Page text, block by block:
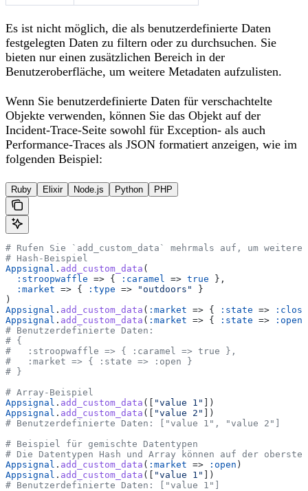
Es ist nicht möglich, die als benutzerdefinierte Daten
festgelegten Daten zu filtern oder zu durchsuchen. Sie
bieten nur einen zusätzlichen Bereich in der
Benutzeroberfläche, um weitere Metadaten aufzulisten.
Wenn Sie benutzerdefinierte Daten für verschachtelte
Objekte verwenden, können Sie das Objekt auf der
Incident-Trace-Seite sowohl für Exception- als auch
Performance-Traces als JSON formatiert anzeigen, wie im
folgenden Beispiel:
Ruby Elixir Node.js Python PHP
# Rufen Sie `add_custom_data` mehrmals auf, um
# Hash-Beispiel
Appsignal . add_custom_data (
  :stroopwaffle
=> { :caramel => true },
  :market
=> { :type => "outdoors"
}
)
Appsignal . add_custom_data ( :market => { :state =>
Appsignal . add_custom_data ( :market => { :state => :open
# Benutzerdefinierte Daten:
# {
#   :stroopwaffle => { :caramel => true },
#   :market => { :state => :open }
# }
# Array-Beispiel
Appsignal . add_custom_data ([ "value 1"
])
Appsignal . add_custom_data ([ "value 2"
])
# Benutzerdefinierte Daten: ["value 1", "value 2"]
# Beispiel für gemischte Datentypen
# Die Datentypen Hash und Array können auf der
Appsignal . add_custom_data ( :market => :open )
Appsignal . add_custom_data ([ "value 1"
])
# Benutzerdefinierte Daten: ["value 1"]